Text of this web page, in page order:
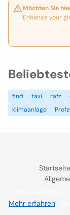
Möchten Sie
Enhance your
find taxi rafz
klimaanlage
Startseite
Wir verwenden
Mehr erfahren